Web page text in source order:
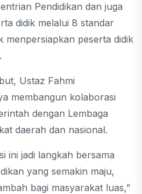
Pendidikan dan juga
didik melalui 8 standar
menpersiapkan peserta didik
Ustaz Fahmi
membangun kolaborasi
dengan Lembaga
daerah dan nasional.
ini jadi langkah bersama
yang semakin maju,
bagi masyarakat luas,”